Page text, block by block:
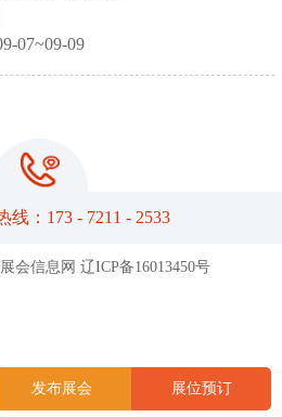
07~09-09
线：173 - 7211 - 2533
会信息网 辽ICP备16013450号
发布展会 展位预订